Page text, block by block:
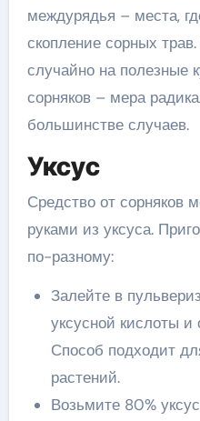
междурядья – места,
скопление сорных
случайно на полезные
сорняков – мера
большинстве случаев.
Уксус
Средство от сорняков
руками из уксуса.
по-разному:
Залейте в
уксусной кислоты и
Способ подходит
растений.
Возьмите 80%